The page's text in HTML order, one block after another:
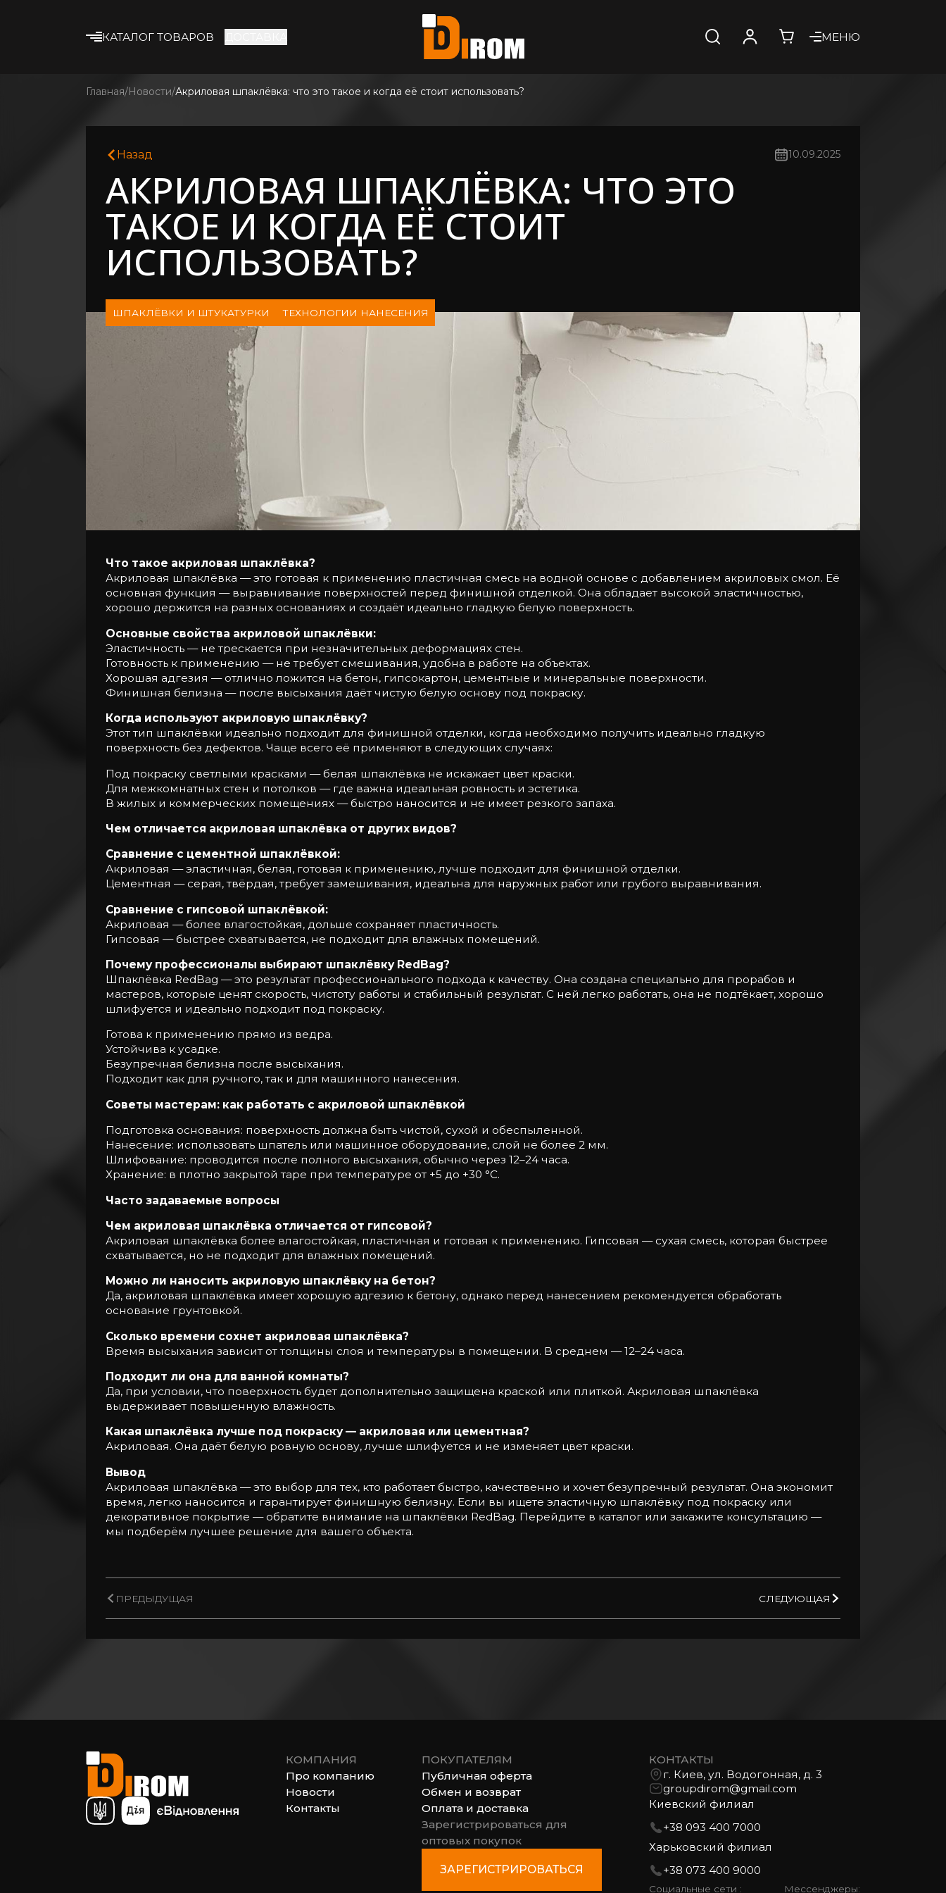
КАТАЛОГ ТОВАРОВ МЕНЮ
Строительные смеси
Профиль и
Утеплитель
Армирующие
материалы
Строительная химия
Лакокрасочные
материалы
Крепление
Расходные
материалы
Сантехника,
водопровод,
Главная Новости Акриловая шпаклёвка: что это такое и когда её стоит использовать?
Назад 10.09.2025
АКРИЛОВАЯ ШПАКЛЁВКА: ЧТО ЭТО
ТАКОЕ И КОГДА ЕЁ СТОИТ
ИСПОЛЬЗОВАТЬ?
ШПАКЛЁВКИ И ШТУКАТУРКИ ТЕХНОЛОГИИ НАНЕСЕНИЯ
Что такое акриловая шпаклёвка?
Акриловая шпаклёвка — это готовая к применению пластичная смесь на водной основе с добавлением акриловых смол. Её
основная функция — выравнивание поверхностей перед финишной отделкой. Она обладает высокой эластичностью,
хорошо держится на разных основаниях и создаёт идеально гладкую белую поверхность.
Основные свойства акриловой шпаклёвки:
Эластичность — не трескается при незначительных деформациях стен.
Готовность к применению — не требует смешивания, удобна в работе на объектах.
Хорошая адгезия — отлично ложится на бетон, гипсокартон, цементные и минеральные поверхности.
Финишная белизна — после высыхания даёт чистую белую основу под покраску.
Когда используют акриловую шпаклёвку?
Этот тип шпаклёвки идеально подходит для финишной отделки, когда необходимо получить идеально гладкую
поверхность без дефектов. Чаще всего её применяют в следующих случаях:
Под покраску светлыми красками — белая шпаклёвка не искажает цвет краски.
Для межкомнатных стен и потолков — где важна идеальная ровность и эстетика.
В жилых и коммерческих помещениях — быстро наносится и не имеет резкого запаха.
Чем отличается акриловая шпаклёвка от других видов?
Сравнение с цементной шпаклёвкой:
Акриловая — эластичная, белая, готовая к применению, лучше подходит для финишной отделки.
Цементная — серая, твёрдая, требует замешивания, идеальна для наружных работ или грубого выравнивания.
Сравнение с гипсовой шпаклёвкой:
Акриловая — более влагостойкая, дольше сохраняет пластичность.
Гипсовая — быстрее схватывается, не подходит для влажных помещений.
Почему профессионалы выбирают шпаклёвку RedBag?
Шпаклёвка RedBag — это результат профессионального подхода к качеству. Она создана специально для прорабов и
мастеров, которые ценят скорость, чистоту работы и стабильный результат. С ней легко работать, она не подтёкает, хорошо
шлифуется и идеально подходит под покраску.
Готова к применению прямо из ведра.
Устойчива к усадке.
Безупречная белизна после высыхания.
Подходит как для ручного, так и для машинного нанесения.
Советы мастерам: как работать с акриловой шпаклёвкой
Подготовка основания: поверхность должна быть чистой, сухой и обеспыленной.
Нанесение: использовать шпатель или машинное оборудование, слой не более 2 мм.
Шлифование: проводится после полного высыхания, обычно через 12–24 часа.
Хранение: в плотно закрытой таре при температуре от +5 до +30 °C.
Часто задаваемые вопросы
Чем акриловая шпаклёвка отличается от гипсовой?
Акриловая шпаклёвка более влагостойкая, пластичная и готовая к применению. Гипсовая — сухая смесь, которая быстрее
схватывается, но не подходит для влажных помещений.
Можно ли наносить акриловую шпаклёвку на бетон?
Да, акриловая шпаклёвка имеет хорошую адгезию к бетону, однако перед нанесением рекомендуется обработать
основание грунтовкой.
Сколько времени сохнет акриловая шпаклёвка?
Время высыхания зависит от толщины слоя и температуры в помещении. В среднем — 12–24 часа.
Подходит ли она для ванной комнаты?
Да, при условии, что поверхность будет дополнительно защищена краской или плиткой. Акриловая шпаклёвка
выдерживает повышенную влажность.
Какая шпаклёвка лучше под покраску — акриловая или цементная?
Акриловая. Она даёт белую ровную основу, лучше шлифуется и не изменяет цвет краски.
Вывод
Акриловая шпаклёвка — это выбор для тех, кто работает быстро, качественно и хочет безупречный результат. Она экономит
время, легко наносится и гарантирует финишную белизну. Если вы ищете эластичную шпаклёвку под покраску или
декоративное покрытие — обратите внимание на шпаклёвки RedBag. Перейдите в каталог или закажите консультацию —
мы подберём лучшее решение для вашего объекта.
ПРЕДЫДУЩАЯ СЛЕДУЮЩАЯ
КОМПАНИЯ
Про компанию
Новости
Контакты
ПОКУПАТЕЛЯМ
Публичная оферта
Обмен и возврат
Оплата и доставка
Зарегистрироваться для
оптовых покупок
ЗАРЕГИСТРИРОВАТЬСЯ
КОНТАКТЫ
г. Киев, ул. Водогонная, д. 3
groupdirom@gmail.com
Киевский филиал
+38 093 400 7000
Харьковский филиал
+38 073 400 9000
Социальные сети : Мессенджеры: